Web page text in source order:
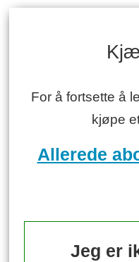
For å fortsette å
kjøpe
Allerede
Jeg er